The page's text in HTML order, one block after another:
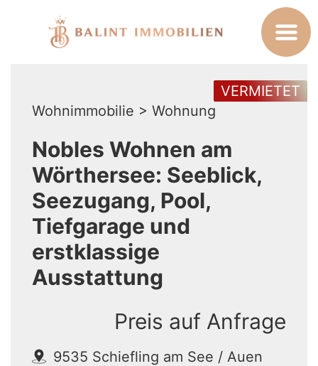
Wohnimmobilie > Wohnung
VERMIETET
Nobles Wohnen am
Wörthersee: Seeblick,
Seezugang, Pool,
Tiefgarage und
erstklassige
Ausstattung
9535 Schiefling am See / Auen
Preis auf Anfrage